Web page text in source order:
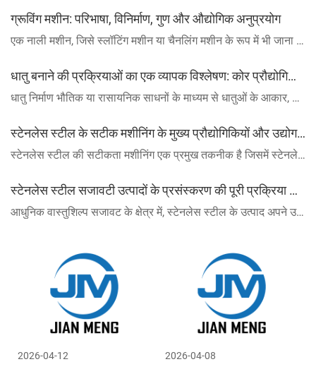
ग्रूविंग मशीन: परिभाषा, विनिर्माण, गुण और औद्योगिक अनुप्रयोग
एक नाली मशीन, जिसे स्लॉटिंग मशीन या चैनलिंग मशीन के रूप में भी जाना जाता है, एक उच्च परिशुद्धता वाला धातु प्रसंस्करण उपकरण है जिसे वर्कपीस की सतह या इसका व्यापक रूप से धातु ...
धातु बनाने की प्रक्रियाओं का एक व्यापक विश्लेषण: कोर प्रौद्योगिकियां और अनुप्रयोग परिदृश्य
धातु निर्माण भौतिक या रासायनिक साधनों के माध्यम से धातुओं के आकार, आकार और गुणों को बदलकर भागों या उत्पादों के निर्माण के लिए एक प्रमुख तकनीक है।इसका व्यापक रूप से ऑटोमोट&#...
स्टेनलेस स्टील के सटीक मशीनिंग के मुख्य प्रौद्योगिकियों और उद्योग अनुप्रयोगों का एक व्यापक विश्लेषण
स्टेनलेस स्टील की सटीकता मशीनिंग एक प्रमुख तकनीक है जिसमें स्टेनलेस स्टील सामग्री की गहराई में प्रसंस्करण शामिल है - उनकी आयामी सटीकता, सतह खत्म और व्यापक प्रदर्शन में स...
स्टेनलेस स्टील सजावटी उत्पादों के प्रसंस्करण की पूरी प्रक्रिया का विश्लेषण और कोर प्रौद्योगिकियों के प्रमुख बिंदुओं
आधुनिक वास्तुशिल्प सजावट के क्षेत्र में, स्टेनलेस स्टील के उत्पाद अपने उत्कृष्ट संक्षारण प्रतिरोध और सजावटी प्रभावों के कारण सीढ़ी हैंडरेल, स्क्रीन विभाजन और दरवाजे औ...
2026-04-12 2026-04-08